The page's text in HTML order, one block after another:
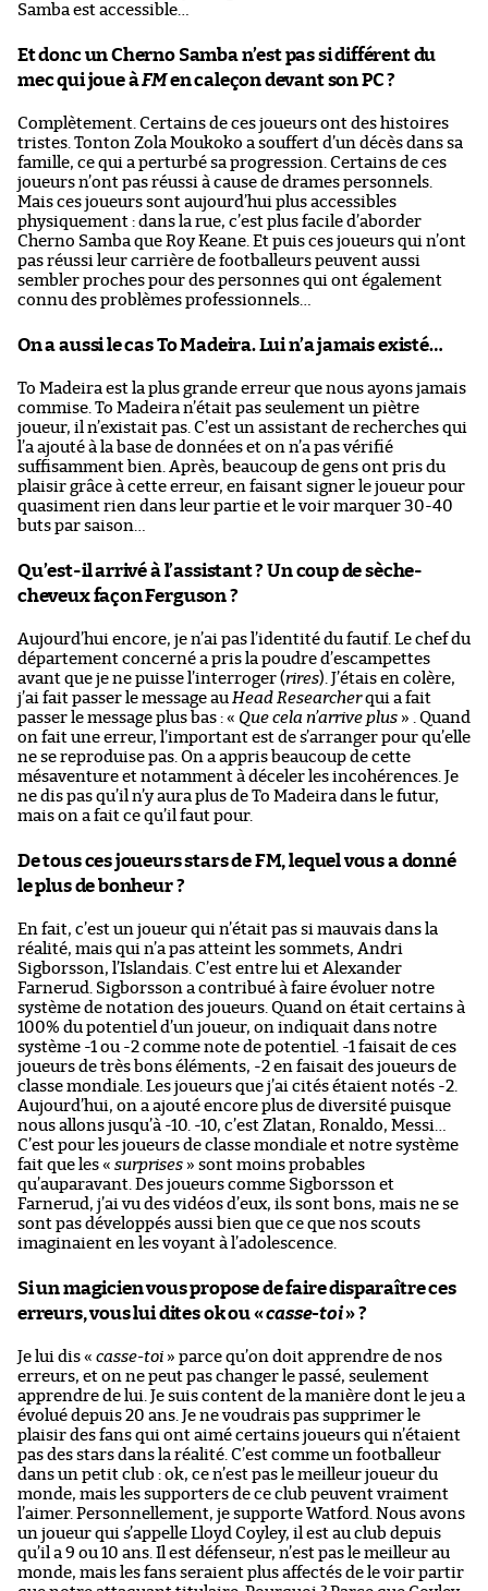
Samba est accessible…
Et donc un Cherno Samba n’est pas si différent du
mec qui joue àFMen caleçon devant son PC ?
Complètement. Certains de ces joueurs ont des histoires
tristes. Tonton Zola Moukoko a souffert d’un décès dans sa
famille, ce qui a perturbé sa progression. Certains de ces
joueurs n’ont pas réussi à cause de drames personnels.
Mais ces joueurs sont aujourd’hui plus accessibles
physiquement : dans la rue, c’est plus facile d’aborder
Cherno Samba que Roy Keane. Et puis ces joueurs qui n’ont
pas réussi leur carrière de footballeurs peuvent aussi
sembler proches pour des personnes qui ont également
connu des problèmes professionnels…
On a aussi le cas To Madeira. Lui n’a jamais existé…
To Madeira est la plus grande erreur que nous ayons jamais
commise. To Madeira n’était pas seulement un piètre
joueur, il n’existait pas. C’est un assistant de recherches qui
l’a ajouté à la base de données et on n’a pas vérifié
suffisamment bien. Après, beaucoup de gens ont pris du
plaisir grâce à cette erreur, en faisant signer le joueur pour
quasiment rien dans leur partie et le voir marquer 30-40
buts par saison…
Qu’est-il arrivé à l’assistant ? Un coup de sèche-
cheveux façon Ferguson ?
Aujourd’hui encore, je n’ai pas l’identité du fautif. Le chef du
département concerné a pris la poudre d’escampettes
avant que je ne puisse l’interroger (rires). J’étais en colère,
j’ai fait passer le message au Head Researcherqui a fait
passer le message plus bas : « Que cela n’arrive plus » . Quand
on fait une erreur, l’important est de s’arranger pour qu’elle
ne se reproduise pas. On a appris beaucoup de cette
mésaventure et notamment à déceler les incohérences. Je
ne dis pas qu’il n’y aura plus de To Madeira dans le futur,
mais on a fait ce qu’il faut pour.
De tous ces joueurs stars de FM, lequel vous a donné
le plus de bonheur ?
En fait, c’est un joueur qui n’était pas si mauvais dans la
réalité, mais qui n’a pas atteint les sommets, Andri
Sigborsson, l’Islandais. C’est entre lui et Alexander
Farnerud. Sigborsson a contribué à faire évoluer notre
système de notation des joueurs. Quand on était certains à
100% du potentiel d’un joueur, on indiquait dans notre
système -1 ou -2 comme note de potentiel. -1 faisait de ces
joueurs de très bons éléments, -2 en faisait des joueurs de
classe mondiale. Les joueurs que j’ai cités étaient notés -2.
Aujourd’hui, on a ajouté encore plus de diversité puisque
nous allons jusqu’à -10. -10, c’est Zlatan, Ronaldo, Messi…
C’est pour les joueurs de classe mondiale et notre système
fait que les « surprises » sont moins probables
qu’auparavant. Des joueurs comme Sigborsson et
Farnerud, j’ai vu des vidéos d’eux, ils sont bons, mais ne se
sont pas développés aussi bien que ce que nos scouts
imaginaient en les voyant à l’adolescence.
Si un magicien vous propose de faire disparaître ces
erreurs, vous lui dites ok ou «casse-toi» ?
Je lui dis « casse-toi » parce qu’on doit apprendre de nos
erreurs, et on ne peut pas changer le passé, seulement
apprendre de lui. Je suis content de la manière dont le jeu a
évolué depuis 20 ans. Je ne voudrais pas supprimer le
plaisir des fans qui ont aimé certains joueurs qui n’étaient
pas des stars dans la réalité. C’est comme un footballeur
dans un petit club : ok, ce n’est pas le meilleur joueur du
monde, mais les supporters de ce club peuvent vraiment
l’aimer. Personnellement, je supporte Watford. Nous avons
un joueur qui s’appelle Lloyd Coyley, il est au club depuis
qu’il a 9 ou 10 ans. Il est défenseur, n’est pas le meilleur au
monde, mais les fans seraient plus affectés de le voir partir